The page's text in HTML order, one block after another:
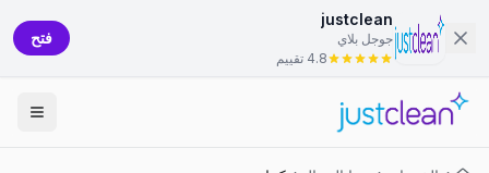
justclean
جوجل بلاي
4.8 تقييم
فتح